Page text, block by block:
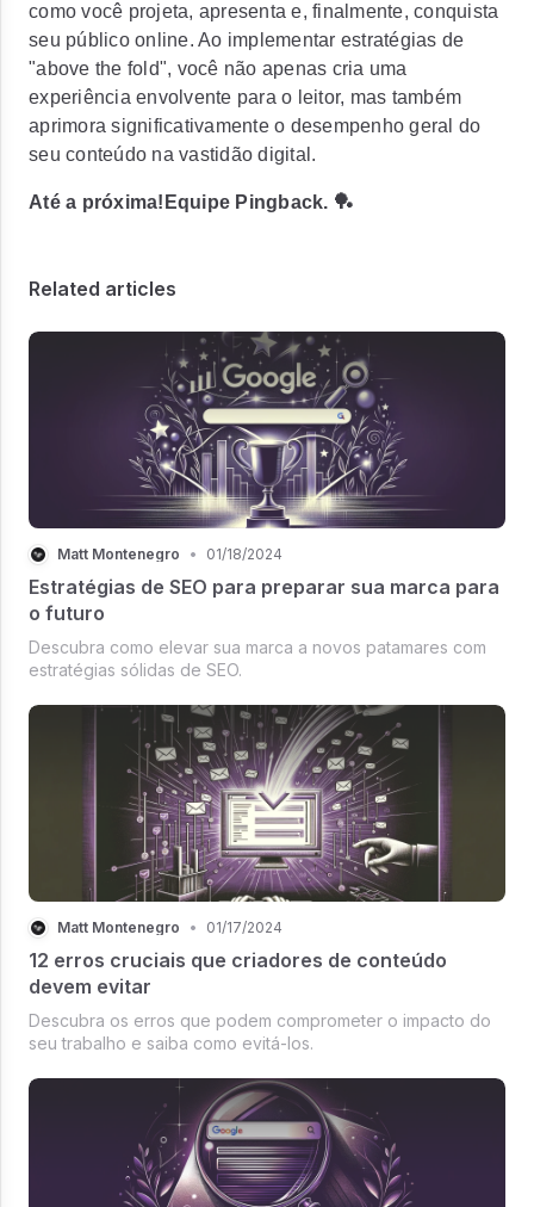
como você projeta, apresenta e, finalmente, conquista
seu público online. Ao implementar estratégias de
"above the fold", você não apenas cria uma
experiência envolvente para o leitor, mas também
aprimora significativamente o desempenho geral do
seu conteúdo na vastidão digital.
Até a próxima! Equipe Pingback. 🏓
Related articles
Matt Montenegro • 01/18/2024
Estratégias de SEO para preparar sua marca para
o futuro
Descubra como elevar sua marca a novos patamares com
estratégias sólidas de SEO.
Matt Montenegro • 01/17/2024
12 erros cruciais que criadores de conteúdo
devem evitar
Descubra os erros que podem comprometer o impacto do
seu trabalho e saiba como evitá-los.